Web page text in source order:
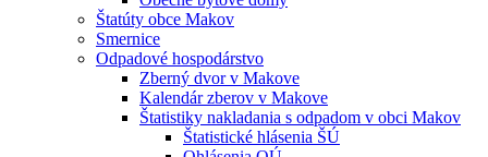
Štatúty obce Makov
Smernice
Odpadové hospodárstvo
Zberný dvor v Makove
Kalendár zberov v Makove
Štatistiky nakladania s odpadom v obci Makov
Štatistické hlásenia ŠÚ